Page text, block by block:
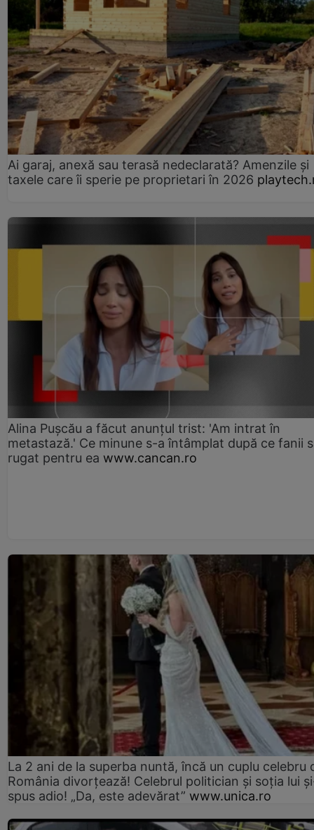
Ai garaj, anexă sau terasă nedeclarată? Amenzile și
taxele care îi sperie pe proprietari în 2026
Alina Pușcău a făcut anunțul trist: 'Am intrat în
metastază.' Ce minune s-a întâmplat după ce fanii
rugat pentru ea www.cancan.ro
La 2 ani de la superba nuntă, încă un cuplu celebru
România divorțează! Celebrul politician și soția lui
spus adio! „Da, este adevărat” www.unica.ro